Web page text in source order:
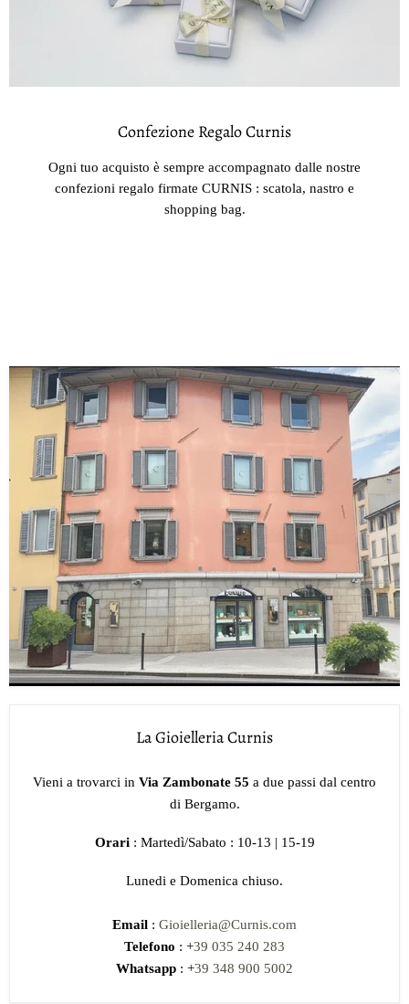
Confezione Regalo Curnis
Ogni tuo acquisto è sempre accompagnato dalle nostre
confezioni regalo firmate CURNIS : scatola, nastro e
shopping bag.
La Gioielleria Curnis
Vieni a trovarci in Via Zambonate 55 a due passi dal centro
di Bergamo.
Orari : Martedì/Sabato : 10-13 | 15-19
Lunedi e Domenica chiuso.
Email : Gioielleria@Curnis.com
Telefono : +39 035 240 283
Whatsapp : +39 348 900 5002